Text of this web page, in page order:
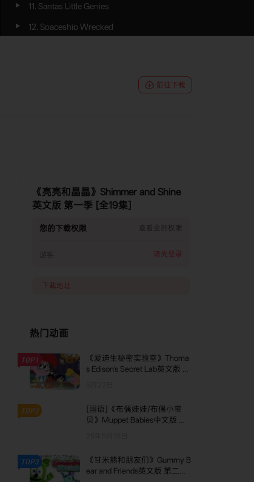
11. Santas Little Genies
12. Spaceship Wrecked
前往下载
《亮亮和晶晶》Shimmer and Shine
英文版 第一季 [全19集]
您的下载权限 查看全部权限
游客 请先登录
下载地址
热门动画
TOP1
《爱迪生秘密实验室》Thoma
s Edison's Secret Lab英文版 第
TOP2
[国语]《布偶娃娃/布偶小宝
贝》Muppet Babies中文版 第
TOP3
《甘米熊和朋友们》Gummy B
ear and Friends英文版 第二季